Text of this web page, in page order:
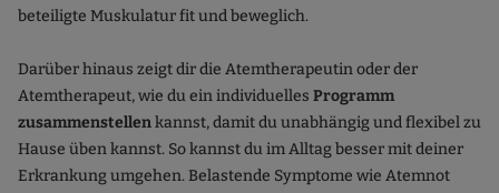
beteiligte Muskulatur fit und beweglich.
Darüber hinaus zeigt dir die Atemtherapeutin oder der
Atemtherapeut, wie du ein individuelles Programm
zusammenstellenkannst, damit du unabhängig und flexibel zu
Hause üben kannst. So kannst du im Alltag besser mit deiner
Erkrankung umgehen. Belastende Symptome wie Atemnot